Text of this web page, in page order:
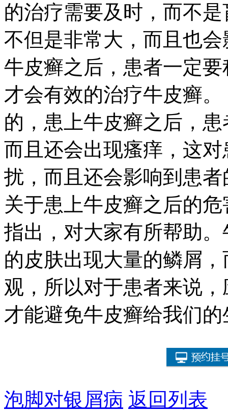
的治疗需要及时，而不
不但是非常大，而且也
牛皮癣之后，患者一定
才会有效的治疗牛皮癣
的，患上牛皮癣之后，
而且还会出现瘙痒，这
扰，而且还会影响到患
关于患上牛皮癣之后的
指出，对大家有所帮助
的皮肤出现大量的鳞屑
观，所以对于患者来说
才能避免牛皮癣给我们
泡脚对银屑病 返回列表